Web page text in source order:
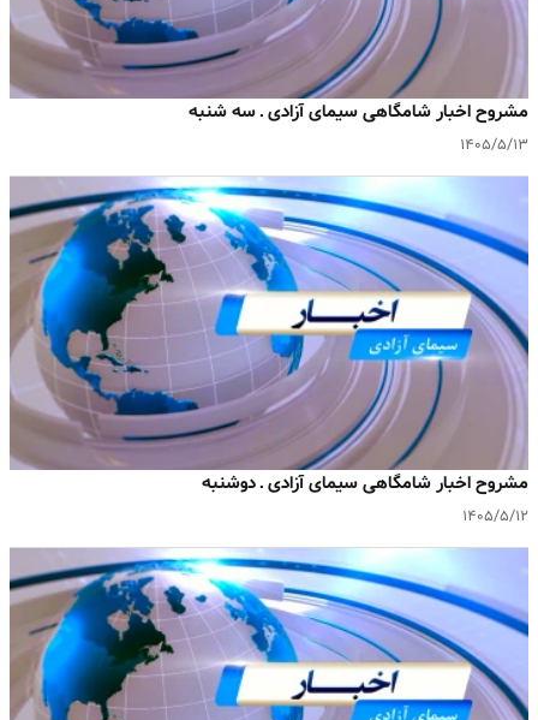
مشروح اخبار شامگاهی سیمای آزادی ـ سه شنبه
۱۴۰۵/۵/۱۳
مشروح اخبار شامگاهی سیمای آزادی ـ دوشنبه
۱۴۰۵/۵/۱۲